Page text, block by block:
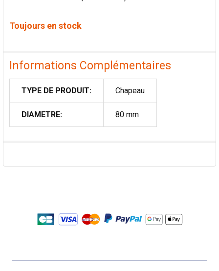
Toujours en stock
Informations Complémentaires
TYPE DE PRODUIT: Chapeau
DIAMETRE: 80 mm